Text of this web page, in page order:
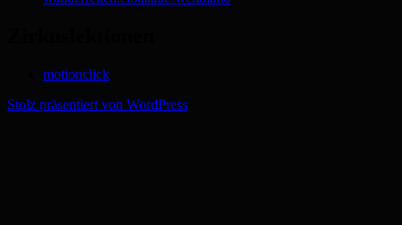
motionclick
Stolz präsentiert von WordPress